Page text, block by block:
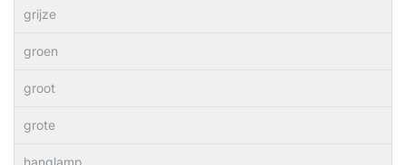
grijze
groen
groot
grote
hanglamp